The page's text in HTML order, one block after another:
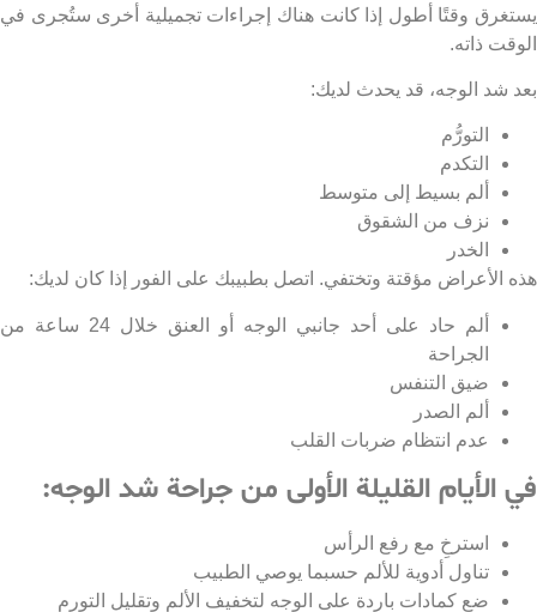
وقتًا أطول إذا كانت هناك إجراءات تجميلية أخرى ستُجرى في
ذاته.
شد الوجه، قد يحدث لديك:
التورُّم
التكدم
ألم بسيط إلى متوسط
نزف من الشقوق
الخدر
الأعراض مؤقتة وتختفي. اتصل بطبيبك على الفور إذا كان لديك:
ألم حاد على أحد جانبي الوجه أو العنق خلال 24 ساعة من
الجراحة
ضيق التنفس
ألم الصدر
عدم انتظام ضربات القلب
الأيام القليلة الأولى من جراحة شد الوجه:
استرخِ مع رفع الرأس
تناول أدوية للألم حسبما يوصي الطبيب
ضع كمادات باردة على الوجه لتخفيف الألم وتقليل التورم